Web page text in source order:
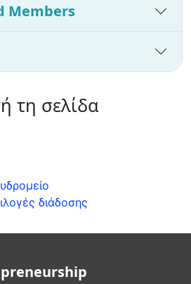
Members
τη σελίδα
διάδοσης